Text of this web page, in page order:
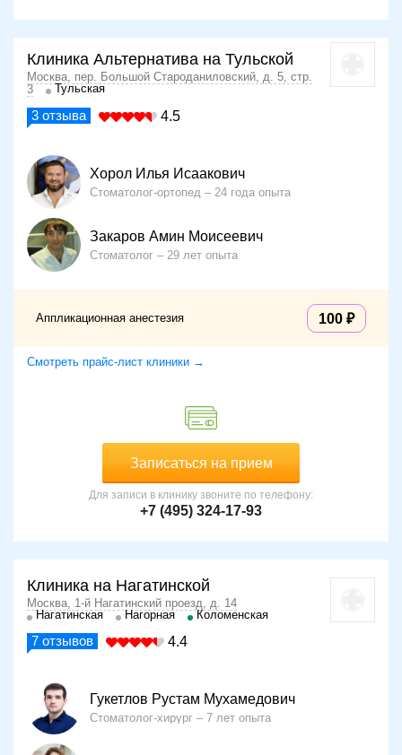
Клиника Альтернатива на Тульской
Москва, пер. Большой Староданиловский, д. 5, стр.
3
Тульская
3 отзыва 4.5
Хорол Илья Исаакович
Стоматолог-ортопед 24 года опыта
Закаров Амин Моисеевич
Стоматолог 29 лет опыта
Аппликационная анестезия 100
Смотреть прайс-лист клиники →
Записаться на прием
Для записи в клинику звоните по телефону:
+7 (495) 324-17-93
Клиника на Нагатинской
Москва, 1-й Нагатинский проезд, д. 14
Нагатинская
Нагорная Коломенская
7 отзывов 4.4
Гукетлов Рустам Мухамедович
Стоматолог-хирург 7 лет опыта